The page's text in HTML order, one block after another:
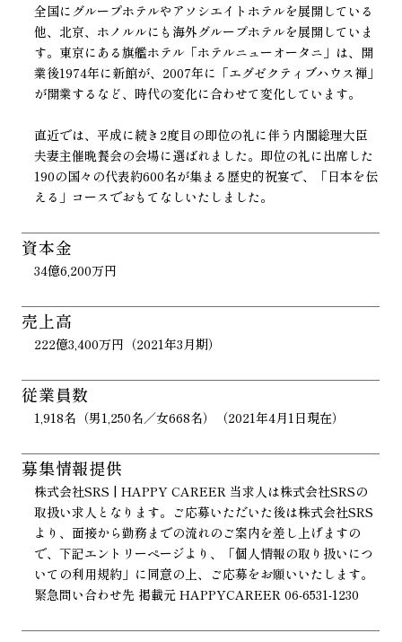
全国にグループホテルやアソシエイトホテルを展開している
他、北京、ホノルルにも海外グループホテルを展開していま
す。東京にある旗艦ホテル「ホテルニューオータニ」は、開
業後1974年に新館が、2007年に「エグゼクティブハウス禅」
が開業するなど、時代の変化に合わせて変化しています。
直近では、平成に続き2度目の即位の礼に伴う内閣総理大臣
夫妻主催晩餐会の会場に選ばれました。即位の礼に出席した
190の国々の代表約600名が集まる歴史的祝宴で、「日本を伝
える」コースでおもてなしいたしました。
資本金
34億6,200万円
売上高
222億3,400万円（2021年3月期）
従業員数
1,918名（男1,250名／女668名）（2021年4月1日現在）
募集情報提供
株式会社SRS | HAPPY CAREER 当求人は株式会社SRSの
取扱い求人となります。ご応募いただいた後は株式会社SRS
より、面接から勤務までの流れのご案内を差し上げますの
で、下記エントリーページより、「個人情報の取り扱いにつ
いての利用規約」に同意の上、ご応募をお願いいたします。
緊急問い合わせ先 掲載元 HAPPYCAREER 06-6531-1230